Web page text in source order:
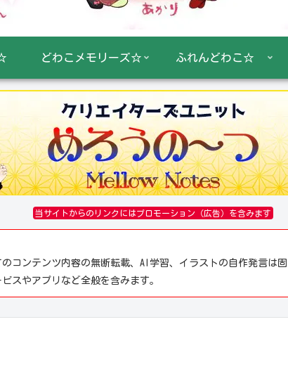
どわこメモリーズ☆ ふれんどわこ☆
当サイトからのリンクにはプロモーション（広告）を含みます
コンテンツ内容の無断転載、AI学習、イラストの自作発言は
スやアプリなど全般を含みます。